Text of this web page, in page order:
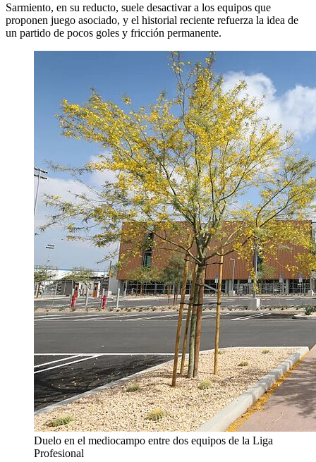
Sarmiento, en su reducto, suele desactivar a los equipos que
proponen juego asociado, y el historial reciente refuerza la idea de
un partido de pocos goles y fricción permanente.
Duelo en el mediocampo entre dos equipos de la Liga
Profesional